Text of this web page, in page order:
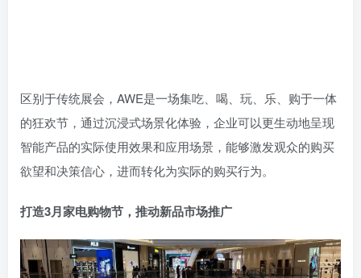
区别于传统展会，AWE是一场集吃、喝、玩、乐、购于一体
的狂欢节，通过沉浸式场景化体验，企业可以更生动地呈现
智能产品的实际使用效果和应用场景，能够激发观众的购买
欲望和决策信心，进而转化为实际的购买行为。
打造3月家电购物节，推动新品市场推广